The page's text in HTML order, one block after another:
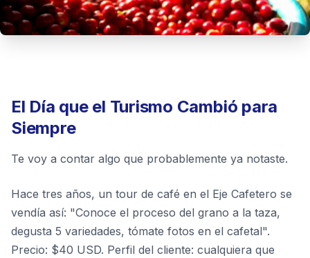
El Día que el Turismo Cambió para
Siempre
Te voy a contar algo que probablemente ya notaste.
Hace tres años, un tour de café en el Eje Cafetero se
vendía así: "Conoce el proceso del grano a la taza,
degusta 5 variedades, tómate fotos en el cafetal".
Precio: $40 USD. Perfil del cliente: cualquiera que